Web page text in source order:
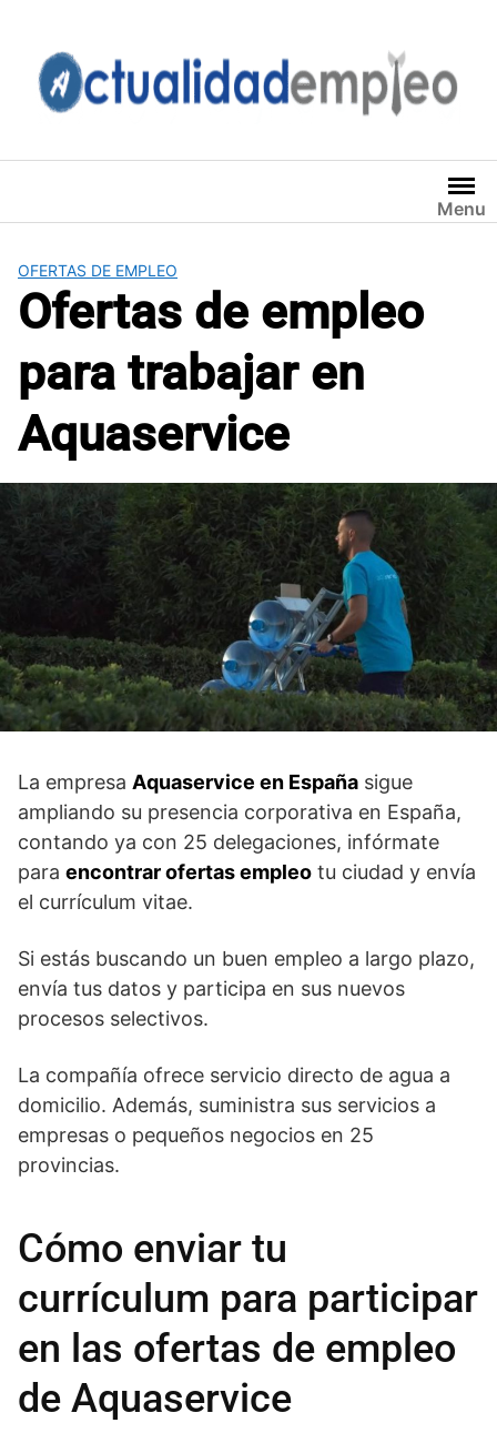
contenido
Menu
OFERTAS DE EMPLEO
Ofertas de empleo
para trabajar en
Aquaservice
La empresa Aquaservice en España sigue
ampliando su presencia corporativa en España,
contando ya con 25 delegaciones, infórmate
para encontrar ofertas empleo tu ciudad y envía
el currículum vitae.
Si estás buscando un buen empleo a largo plazo,
envía tus datos y participa en sus nuevos
procesos selectivos.
La compañía ofrece servicio directo de agua a
domicilio. Además, suministra sus servicios a
empresas o pequeños negocios en 25
provincias.
Cómo enviar tu
currículum para participar
en las ofertas de empleo
de Aquaservice